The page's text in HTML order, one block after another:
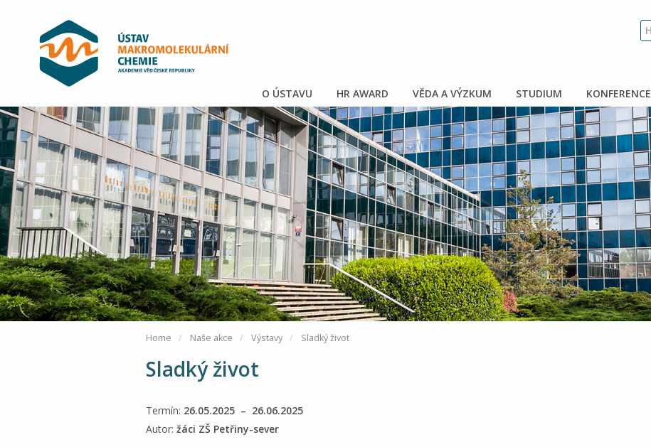
O ÚSTAVU HR AWARD VĚDA A VÝZKUM STUDIUM KONFERENCE
Home Naše akce Výstavy Sladký život
Sladký život
Termín: 26.05.2025 – 26.06.2025
Autor: žáci ZŠ Petřiny-sever